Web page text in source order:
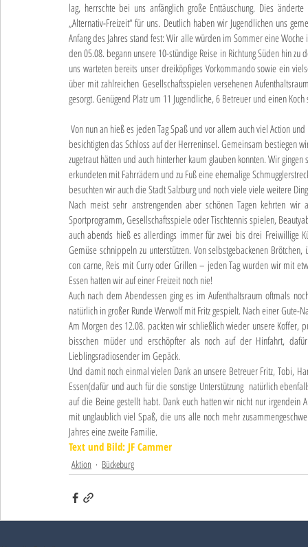
lag, herrschte bei uns anfänglich große Enttäuschung. Dies
„Alternativ-Freizeit“ für uns. Deutlich haben wir Jugendlichen uns
Anfang des Jahres stand fest: Wir alle würden im Sommer eine
den 05.08. begann unsere 10-stündige Reise in Richtung Süden hin
uns warteten bereits unser dreiköpfiges Vorkommando sowie ein
über mit zahlreichen Gesellschaftsspielen versehenen
gesorgt. Genügend Platz um 11 Jugendliche, 6 Betreuer und einen
besichtigten das Schloss auf der Herreninsel. Gemeinsam bestiegen
zugetraut hätten und auch hinterher kaum glauben konnten. Wir
erkundeten mit Fahrrädern und zu Fuß eine ehemalige
besuchten wir auch die Stadt Salzburg und noch viele viele weitere
Nach meist sehr anstrengenden aber schönen Tagen kehrten
Sportprogramm, Gesellschaftsspiele oder Tischtennis spielen,
auch abends hieß es allerdings immer für zwei bis drei Freiwillige
Gemüse schnippeln zu unterstützen. Von selbstgebackenen
con carne, Reis mit Curry oder Grillen – jeden Tag wurden wir mit
Essen hatten wir auf einer Freizeit noch nie!
Auch nach dem Abendessen ging es im Aufenthaltsraum oftmals
natürlich in großer Runde Werwolf mit Fritz gespielt. Nach einer Gute-
Am Morgen des 12.08. packten wir schließlich wieder unsere
bisschen müder und erschöpfter als noch auf der Hinfahrt,
Lieblingsradiosender im Gepäck.
Und damit noch einmal vielen Dank an unsere Betreuer Fritz, Tobi,
Essen(dafür und auch für die sonstige Unterstützung  natürlich
auf die Beine gestellt habt. Dank euch hatten wir nicht nur irgendein
mit unglaublich viel Spaß, die uns alle noch mehr
Jahres eine zweite Familie.
Text und Bild: JF Cammer
Aktion Bückeburg